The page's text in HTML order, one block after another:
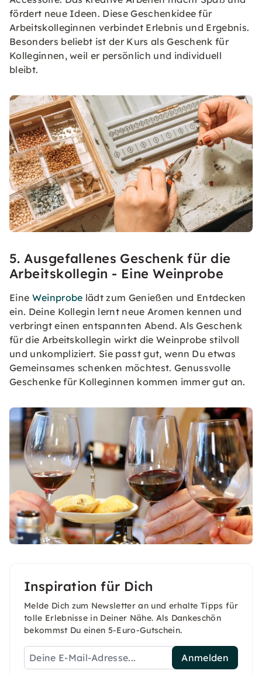
fördert neue Ideen. Diese Geschenkidee für
Arbeitskolleginnen verbindet Erlebnis und Ergebnis.
Besonders beliebt ist der Kurs als Geschenk für
Kolleginnen, weil er persönlich und individuell
bleibt.
5. Ausgefallenes Geschenk für die
Arbeitskollegin - Eine Weinprobe
Eine Weinprobe lädt zum Genießen und Entdecken
ein. Deine Kollegin lernt neue Aromen kennen und
verbringt einen entspannten Abend. Als Geschenk
für die Arbeitskollegin wirkt die Weinprobe stilvoll
und unkompliziert. Sie passt gut, wenn Du etwas
Gemeinsames schenken möchtest. Genussvolle
Geschenke für Kolleginnen kommen immer gut an.
Inspiration für Dich
Melde Dich zum Newsletter an und erhalte Tipps für
tolle Erlebnisse in Deiner Nähe. Als Dankeschön
bekommst Du einen 5-Euro-Gutschein.
Anmelden